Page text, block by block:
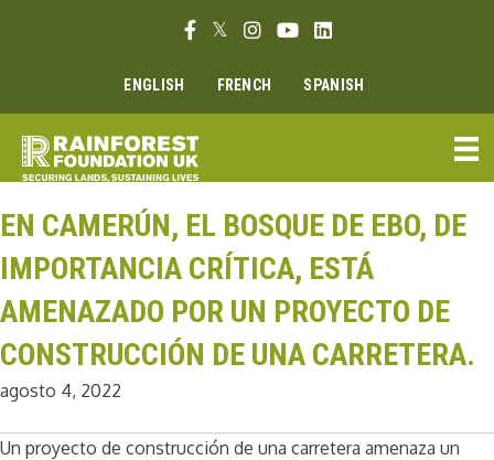
Enlace Facebook
Enlace Twitter
Enlace Instagram
Enlace Youtube
Linkedin link
ENGLISH FRENCH SPANISH
EN CAMERÚN, EL BOSQUE DE EBO, DE
IMPORTANCIA CRÍTICA, ESTÁ
AMENAZADO POR UN PROYECTO DE
CONSTRUCCIÓN DE UNA CARRETERA.
agosto 4, 2022
Un proyecto de construcción de una carretera amenaza un